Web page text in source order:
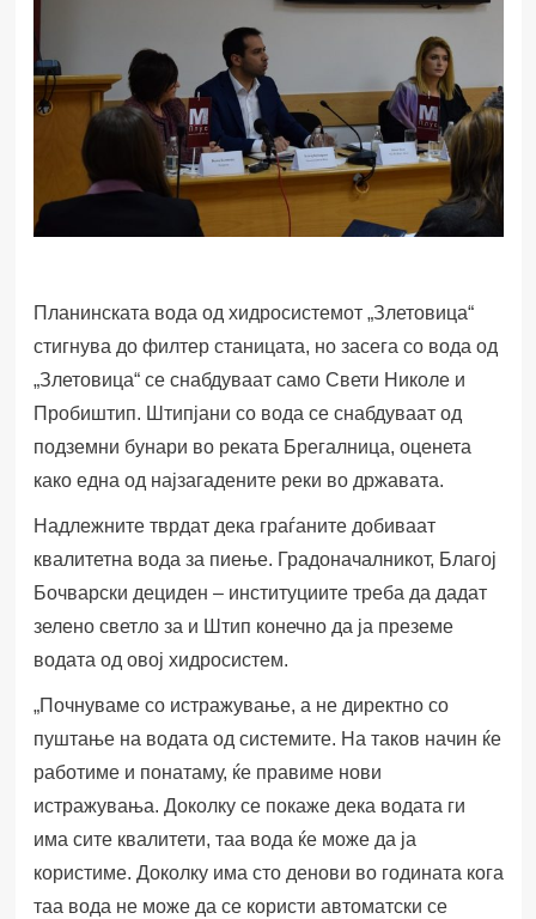
Планинската вода од хидросистемот „Злетовица“
стигнува до филтер станицата, но засега со вода од
„Злетовица“ се снабдуваат само Свети Николе и
Пробиштип. Штипјани со вода се снабдуваат од
подземни бунари во реката Брегалница, оценета
како една од најзагадените реки во државата.
Надлежните тврдат дека граѓаните добиваат
квалитетна вода за пиење. Градоначалникот, Благој
Бочварски дециден – институциите треба да дадат
зелено светло за и Штип конечно да ја преземе
водата од овој хидросистем.
„Почнуваме со истражување, а не директно со
пуштање на водата од системите. На таков начин ќе
работиме и понатаму, ќе правиме нови
истражувања. Доколку се покаже дека водата ги
има сите квалитети, таа вода ќе може да ја
користиме. Доколку има сто денови во годината кога
таа вода не може да се користи автоматски се